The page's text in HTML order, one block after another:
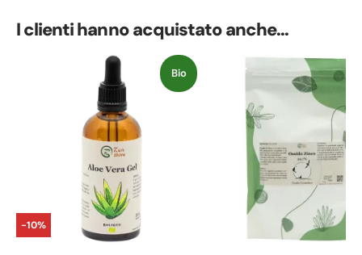
I clienti hanno acquistato anche...
Bio
-10%